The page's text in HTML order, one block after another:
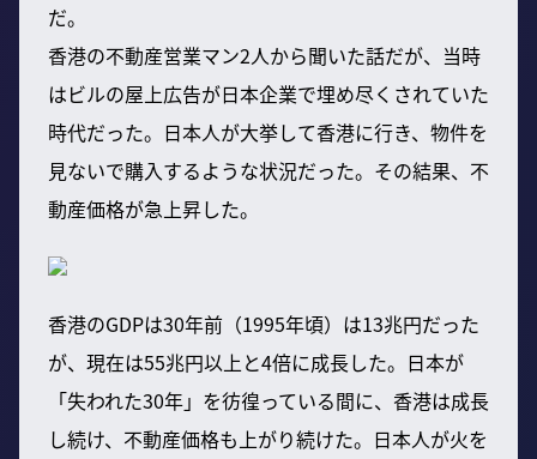
だ。
香港の不動産営業マン2人から聞いた話だが、当時
はビルの屋上広告が日本企業で埋め尽くされていた
時代だった。日本人が大挙して香港に行き、物件を
見ないで購入するような状況だった。その結果、不
動産価格が急上昇した。
香港のGDPは30年前（1995年頃）は13兆円だった
が、現在は55兆円以上と4倍に成長した。日本が
「失われた30年」を彷徨っている間に、香港は成長
し続け、不動産価格も上がり続けた。日本人が火を